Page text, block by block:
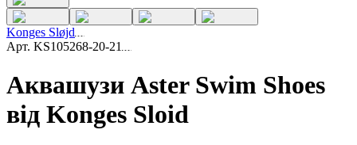
Konges Sløjd
Арт. KS105268-20-21
Аквашузи Aster Swim Shoes
від Konges Sloid